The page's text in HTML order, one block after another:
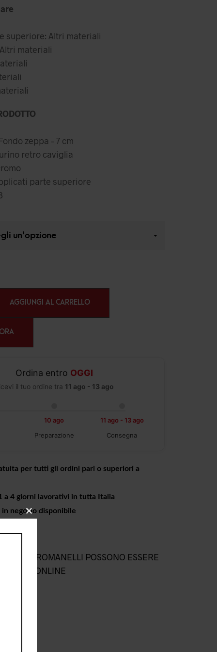
€.
€.
superiore: Altri materiali
materiali
zeppa – 7 cm
retro caviglia
parte superiore
AGGIUNGI AL CARRELLO
Ordina entro OGGI
il tuo ordine tra 11 ago - 13 ago
10 ago
Preparazione
11 ago - 13 ago
Consegna
per tutti gli ordini pari o superiori a
a 4 giorni lavorativi in tutta Italia
negozio disponibile
ROMANELLI POSSONO ESSERE
ONLINE
CLOSE